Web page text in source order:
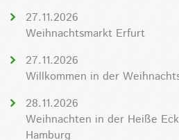
27.11.2026
Weihnachtsmarkt Erfurt
27.11.2026
Willkommen in der
28.11.2026
Weihnachten in der Heiße
Hamburg